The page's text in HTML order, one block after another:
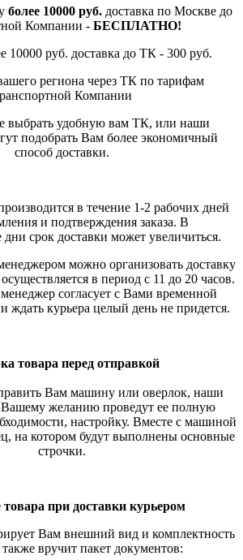
более 10000 руб. доставка по Москве до
Компании - БЕСПЛАТНО!
10000 руб. доставка до ТК - 300 руб.
региона через ТК по тарифам
Компании
выбрать удобную вам ТК, или наши
подобрать Вам более экономичный
способ доставки.
в течение 1-2 рабочих дней
и подтверждения заказа. В
срок доставки может увеличиться.
можно организовать доставку
в период с 11 до 20 часов.
согласует с Вами временной
ждать курьера целый день не придется.
товара перед отправкой
Вам машину или оверлок, наши
желанию проведут ее полную
настройку. Вместе с машиной
на котором будут выполнены основные
строчки.
при доставки курьером
Вам внешний вид и комплектность
вручит пакет документов: